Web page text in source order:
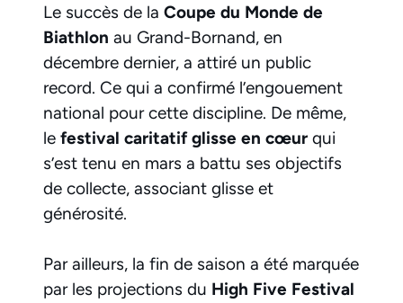
Le succès de la Coupe du Monde de
Biathlon au Grand-Bornand, en
décembre dernier, a attiré un public
record. Ce qui a confirmé l’engouement
national pour cette discipline. De même,
le festival caritatif glisse en cœur qui
s’est tenu en mars a battu ses objectifs
de collecte, associant glisse et
générosité.
Par ailleurs, la fin de saison a été marquée
par les projections du High Five Festival